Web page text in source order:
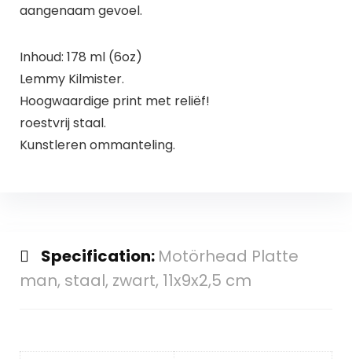
aangenaam gevoel.
Inhoud: 178 ml (6oz)
Lemmy Kilmister.
Hoogwaardige print met reliëf!
roestvrij staal.
Kunstleren ommanteling.
Specification: Motörhead Platte
man, staal, zwart, 11x9x2,5 cm